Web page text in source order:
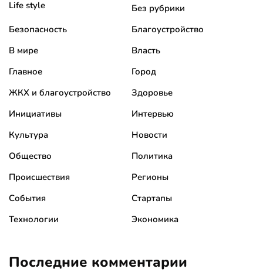
Life style
Без рубрики
Безопасность
Благоустройство
В мире
Власть
Главное
Город
ЖКХ и благоустройство
Здоровье
Инициативы
Интервью
Культура
Новости
Общество
Политика
Происшествия
Регионы
События
Стартапы
Технологии
Экономика
Последние комментарии